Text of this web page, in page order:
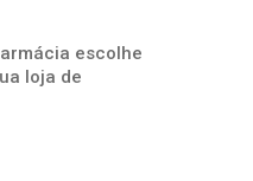
escolhe
loja de